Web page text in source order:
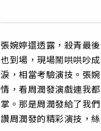
張婉婷還透露，殺青最
也到場，現場鬧哄哄吵
淚，相當考驗演技。張
情，看周潤發演戲連我
掌。那是周潤發給了我
讚周潤發的精彩演技，